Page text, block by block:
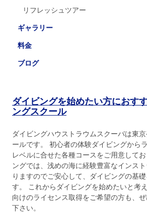
リフレッシュツアー
ギャラリー
料金
ブログ
ダイビングを始めたい方におす
ングスクール
ダイビングハウストラウムスクーバは東
ールです。 初心者の体験ダイビングから
レベルに合せた各種コースをご用意して
ングでは、浅めの海に経験豊富なインス
りますのでご安心して、ダイビングの基
す。 これからダイビングを始めたいと考
向けのライセンス取得をご希望の方も、
下さい。